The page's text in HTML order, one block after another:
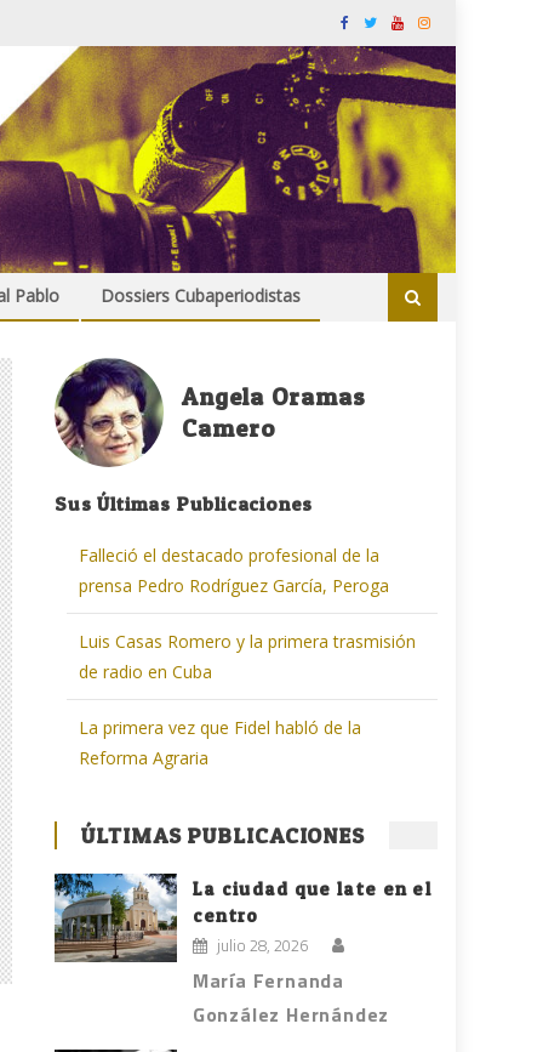
Pablo Dossiers Cubaperiodistas
Angela Oramas
Camero
Sus Últimas Publicaciones
Falleció el destacado profesional de la
prensa Pedro Rodríguez García, Peroga
Luis Casas Romero y la primera trasmisión
de radio en Cuba
La primera vez que Fidel habló de la
Reforma Agraria
ÚLTIMAS PUBLICACIONES
La ciudad que late en el
centro
julio 28, 2026
María Fernanda
González Hernández